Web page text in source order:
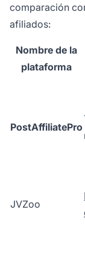
comparación
afiliados:
Nombre de la
plataforma
PostAffiliatePro
JVZoo